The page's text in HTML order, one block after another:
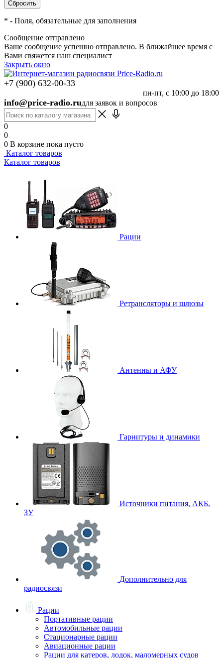
* - Поля, обязательные для заполнения
Сообщение отправлено
Ваше сообщение успешно отправлено. В ближайшее время с
Вами свяжется наш специалист
Закрыть окно
+7 (900) 632-00-33
пн-пт, с 10:00 до 18:00
info@price-radio.ruдля заявок и вопросов
0
0
0 В корзине пока пусто
Каталог товаров
Каталог товаров
Рации
Ретрансляторы и шлюзы
Антенны и АФУ
Гарнитуры и динамики
Источники питания, АКБ,
ЗУ
Дополнительно для
радиосвязи
Рации
Портативные рации
Автомобильные рации
Стационарные рации
Авиационные рации
Рации для катеров, лодок, маломерных судов